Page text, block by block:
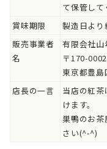
て保管して
賞味期限
製造日より
販売事業者
名
有限会社山
〒170-0002
東京都豊島
店長の一言
当店の紅
けます。
巣鴨のお
さい(^-^)